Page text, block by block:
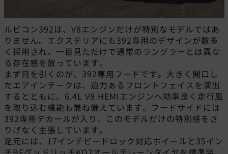
ルビコン392は、V8エンジンだけが特別なモデルではあ
りません。エクステリアにも392専用のデザインが数多
く採用され、一目見ただけで通常のラングラーとは異な
る存在感を放っています。
まず目を引くのが、392専用フードです。大きく開口し
たエアインテークは、迫力あるフロントフェイスを演出
するとともに、6.4L V8 HEMIエンジンへ効率良く走行風
を取り込む機能も兼ね備えています。フードサイドには
392専用デカールが入り、このモデルだけの特別感をさ
りげなく主張しています。
足元には、17インチビードロック対応ホイールと35イン